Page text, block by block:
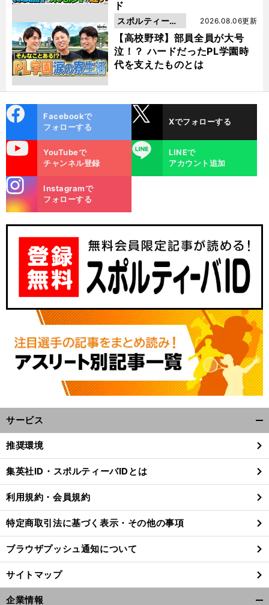
ド
【高校野球】部員全員が大号
泣！？ ハードだったPL学園時
代を支えたものとは
2026.08.06更新
スポルティーバ
動画
ok
Facebookで
フォローする
Xでフォローする
YouTubeで
チャンネル登録
LINE
LINEで
アカウント追加
m
Instagramで
フォローする
サービス
閉
る
推奨環境
集英社ID・スポルティーバIDとは
利用規約・会員規約
特定商取引法に基づく表示・その他の事項
ブラウザプッシュ通知について
サイトマップ
企業情報